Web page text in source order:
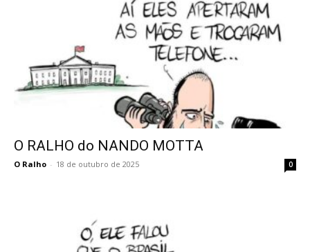
O RALHO do NANDO MOTTA
O Ralho - 18 de outubro de 2025 0